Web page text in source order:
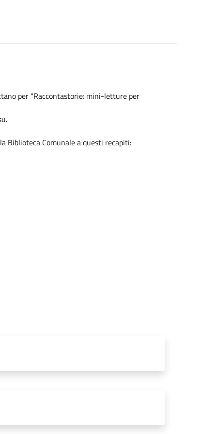
per "Raccontastorie: mini-letture per
Biblioteca Comunale a questi recapiti: